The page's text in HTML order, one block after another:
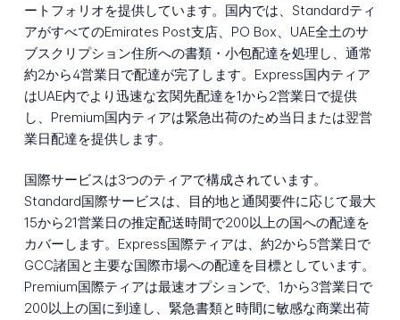
ートフォリオを提供しています。国内では、Standardティ
アがすべてのEmirates Post支店、PO Box、UAE全土のサ
ブスクリプション住所への書類・小包配達を処理し、通常
約2から4営業日で配達が完了します。Express国内ティア
はUAE内でより迅速な玄関先配達を1から2営業日で提供
し、Premium国内ティアは緊急出荷のため当日または翌営
業日配達を提供します。
国際サービスは3つのティアで構成されています。
Standard国際サービスは、目的地と通関要件に応じて最大
15から21営業日の推定配送時間で200以上の国への配達を
カバーします。Express国際ティアは、約2から5営業日で
GCC諸国と主要な国際市場への配達を目標としています。
Premium国際ティアは最速オプションで、1から3営業日で
200以上の国に到達し、緊急書類と時間に敏感な商業出荷